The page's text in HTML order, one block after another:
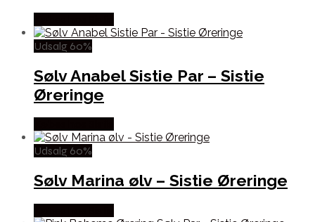
Udsalg 60%
Sølv Anabel Sistie Par – Sistie
Øreringe
Udsalg 60%
Sølv Marina ølv – Sistie Øreringe